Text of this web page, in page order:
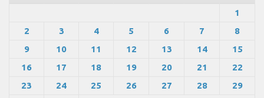
1
2
3 4 5 6 7
8
9
10 11 12 13 14
15
16
17 18 19 20 21
22
23
24 25 26 27 28
29